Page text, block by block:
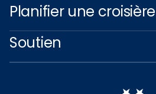
Planifier une croisière
Soutien